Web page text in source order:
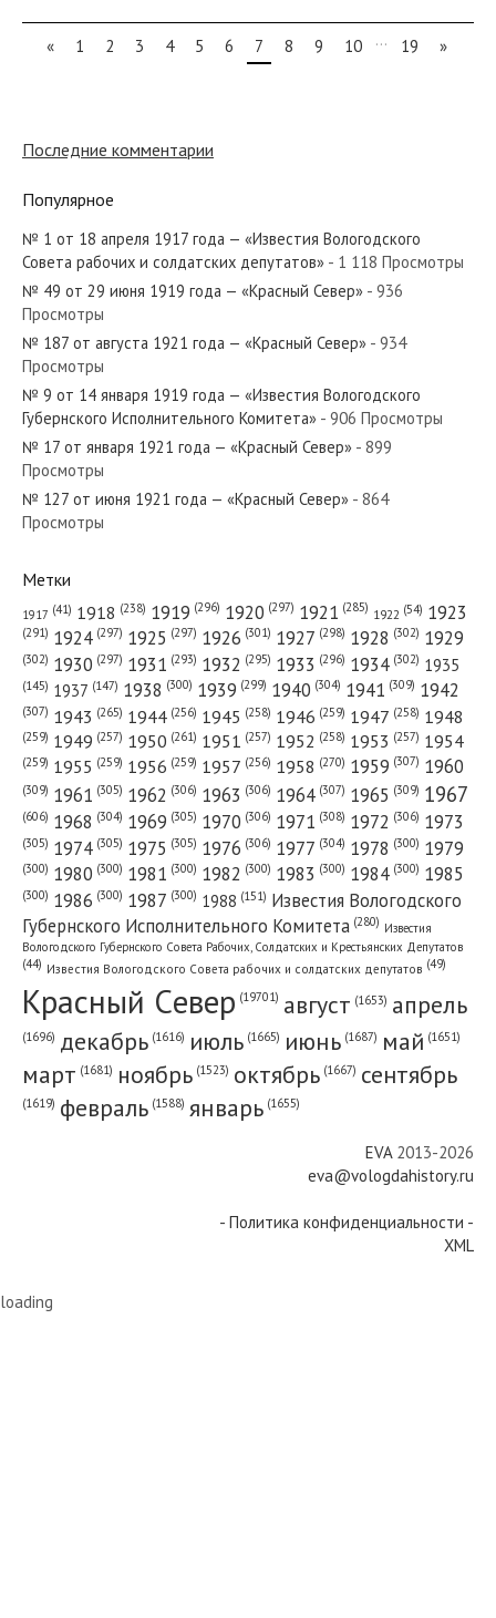
« 1 2 3 4 5 6 7 8 9 10 ... 19 »
Последние комментарии
Популярное
№ 1 от 18 апреля 1917 года — «Известия Вологодского
Совета рабочих и солдатских депутатов» - 1 118 Просмотры
№ 49 от 29 июня 1919 года — «Красный Север» - 936
Просмотры
№ 187 от августа 1921 года — «Красный Север» - 934
Просмотры
№ 9 от 14 января 1919 года — «Известия Вологодского
Губернского Исполнительного Комитета» - 906 Просмотры
№ 17 от января 1921 года — «Красный Север» - 899
Просмотры
№ 127 от июня 1921 года — «Красный Север» - 864
Просмотры
Метки
1917 (41) 1918 (238) 1919 (296) 1920 (297) 1921 (285) 1922 (54) 1923
(291) 1924 (297) 1925 (297) 1926 (301) 1927 (298) 1928 (302) 1929
(302) 1930 (297) 1931 (293) 1932 (295) 1933 (296) 1934 (302) 1935
(145) 1937 (147) 1938 (300) 1939 (299) 1940 (304) 1941 (309) 1942
(307) 1943 (265) 1944 (256) 1945 (258) 1946 (259) 1947 (258) 1948
(259) 1949 (257) 1950 (261) 1951 (257) 1952 (258) 1953 (257) 1954
(259) 1955 (259) 1956 (259) 1957 (256) 1958 (270) 1959 (307) 1960
(309) 1961 (305) 1962 (306) 1963 (306) 1964 (307) 1965 (309) 1967
(606) 1968 (304) 1969 (305) 1970 (306) 1971 (308) 1972 (306) 1973
(305) 1974 (305) 1975 (305) 1976 (306) 1977 (304) 1978 (300) 1979
(300) 1980 (300) 1981 (300) 1982 (300) 1983 (300) 1984 (300) 1985
(300) 1986 (300) 1987 (300) 1988 (151) Известия Вологодского
Губернского Исполнительного Комитета (280) Известия
Вологодского Губернского Совета Рабочих, Солдатских и Крестьянских Депутатов
(44) Известия Вологодского Совета рабочих и солдатских депутатов (49)
Красный Cевер (19701) август (1653) апрель
(1696) декабрь (1616) июль (1665) июнь (1687) май (1651)
март (1681) ноябрь (1523) октябрь (1667) сентябрь
(1619) февраль (1588) январь (1655)
EVA2013-2026
eva@vologdahistory.ru
- Политика конфиденциальности -
XML
loading